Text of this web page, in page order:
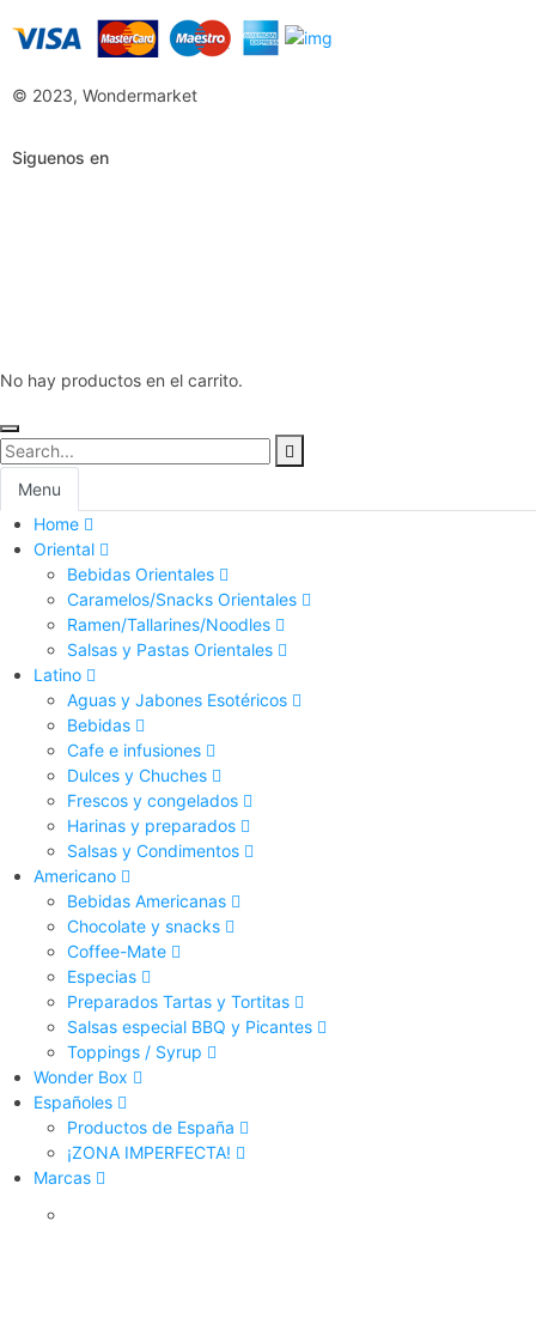
© 2023, Wondermarket
Siguenos en
No hay productos en el carrito.
Menu
Home
Oriental
Bebidas Orientales
Caramelos/Snacks Orientales
Ramen/Tallarines/Noodles
Salsas y Pastas Orientales
Latino
Aguas y Jabones Esotéricos
Bebidas
Cafe e infusiones
Dulces y Chuches
Frescos y congelados
Harinas y preparados
Salsas y Condimentos
Americano
Bebidas Americanas
Chocolate y snacks
Coffee-Mate
Especias
Preparados Tartas y Tortitas
Salsas especial BBQ y Picantes
Toppings / Syrup
Wonder Box
Españoles
Productos de España
¡ZONA IMPERFECTA!
Marcas